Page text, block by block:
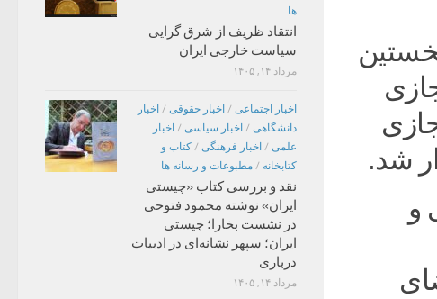
و
ها
انتقاد ظریف از شرق گرایی
سیاست خارجی ایران
مرداد ۱۴, ۱۴۰۵
اخبار اجتماعی / اخبار حقوقی / اخبار
دانشگاهی / اخبار سیاسی / اخبار
علمی / اخبار فرهنگی / کتاب و
کتابخانه / مطبوعات و رسانه ها
نقد و بررسی کتاب «چیستی
ایران» نوشته محمود فتوحی
در نشست بخارا؛ چیستی
ایران؛ سپهر نشانه‌ای در ادبیات
درباری
مرداد ۱۴, ۱۴۰۵